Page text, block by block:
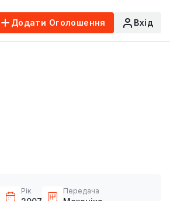
Додати Оголошення Вхід
Рік Передача